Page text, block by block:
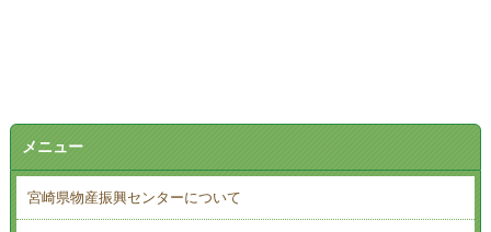
メニュー
宮崎県物産振興センターについて